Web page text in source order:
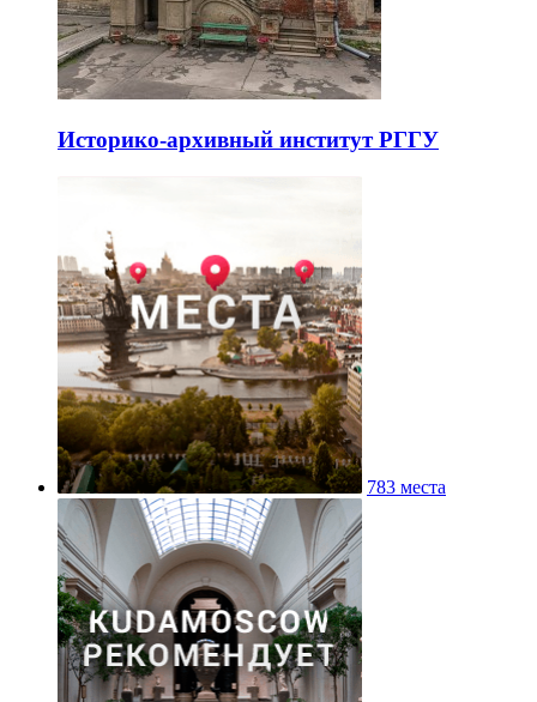
Историко-архивный институт РГГУ
783 места